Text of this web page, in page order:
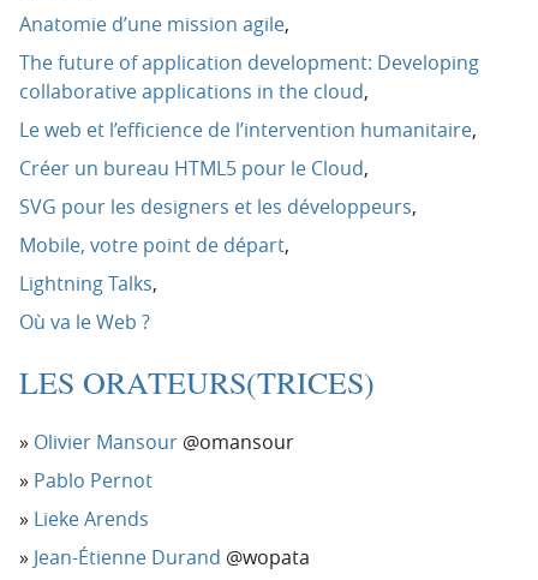
Anatomie d’une mission agile,
The future of application development: Developing
collaborative applications in the cloud,
Le web et l’efficience de l’intervention humanitaire,
Créer un bureau HTML5 pour le Cloud,
SVG pour les designers et les développeurs,
Mobile, votre point de départ,
Lightning Talks,
Où va le Web ?
LES ORATEURS(TRICES)
Olivier Mansour @omansour
Pablo Pernot
Lieke Arends
Jean-Étienne Durand @wopata